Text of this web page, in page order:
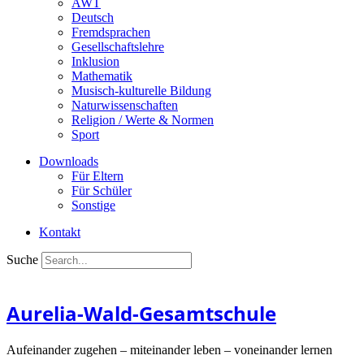
AWT
Deutsch
Fremdsprachen
Gesellschaftslehre
Inklusion
Mathematik
Musisch-kulturelle Bildung
Naturwissenschaften
Religion / Werte & Normen
Sport
Downloads
Für Eltern
Für Schüler
Sonstige
Kontakt
Suche
Aurelia-Wald-Gesamtschule
Aufeinander zugehen – miteinander leben – voneinander lernen